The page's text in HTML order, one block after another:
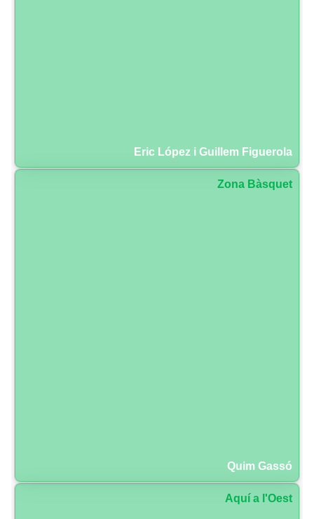
Eric López i Guillem Figuerola
Zona Bàsquet
Quim Gassó
Aquí a l'Oest